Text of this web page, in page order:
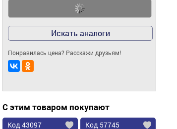
Искать аналоги
Понравилась цена? Расскажи друзьям!
С этим товаром покупают
Код 43097 Код 57745